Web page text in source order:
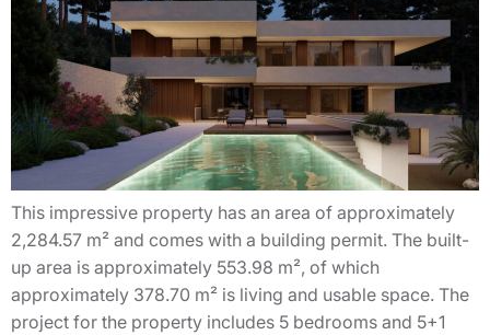
This impressive property has an area of approximately
2,284.57 m² and comes with a building permit. The built-
up area is approximately 553.98 m², of which
approximately 378.70 m² is living and usable space. The
project for the property includes 5 bedrooms and 5+1